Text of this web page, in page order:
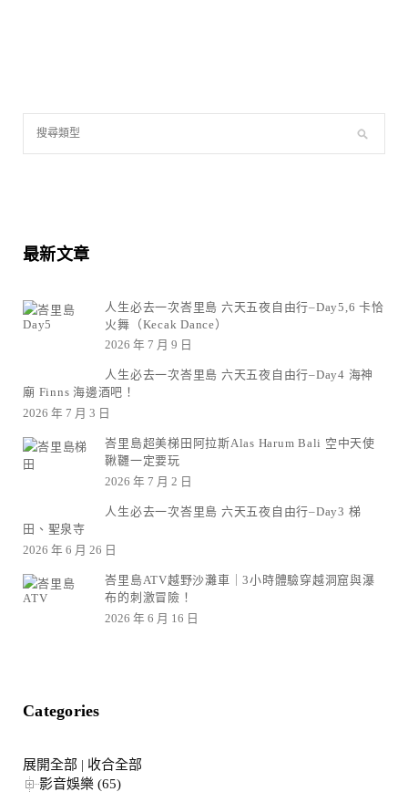
最新文章
人生必去一次峇里島 六天五夜自由行–Day5,6 卡恰
火舞（Kecak Dance）
2026 年 7 月 9 日
人生必去一次峇里島 六天五夜自由行–Day4 海神
廟 Finns 海邊酒吧！
2026 年 7 月 3 日
峇里島超美梯田阿拉斯Alas Harum Bali 空中天使
鞦韆一定要玩
2026 年 7 月 2 日
人生必去一次峇里島 六天五夜自由行–Day3 梯
田、聖泉寺
2026 年 6 月 26 日
峇里島ATV越野沙灘車｜3小時體驗穿越洞窟與瀑
布的刺激冒險！
2026 年 6 月 16 日
Categories
展開全部 | 收合全部
影音娛樂 (65)